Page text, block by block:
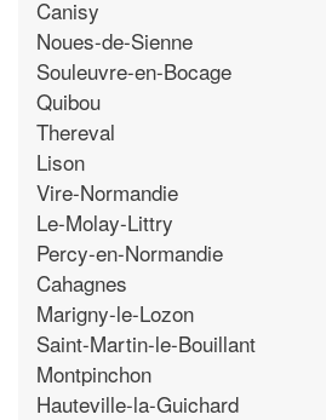
Canisy
Noues-de-Sienne
Souleuvre-en-Bocage
Quibou
Thereval
Lison
Vire-Normandie
Le-Molay-Littry
Percy-en-Normandie
Cahagnes
Marigny-le-Lozon
Saint-Martin-le-Bouillant
Montpinchon
Hauteville-la-Guichard